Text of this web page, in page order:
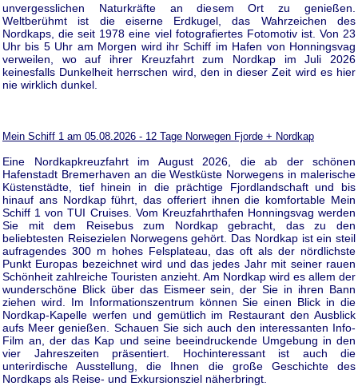
unvergesslichen Naturkräfte an diesem Ort zu genießen.
Weltberühmt ist die eiserne Erdkugel, das Wahrzeichen des
Nordkaps, die seit 1978 eine viel fotografiertes Fotomotiv ist. Von 23
Uhr bis 5 Uhr am Morgen wird ihr Schiff im Hafen von Honningsvag
verweilen, wo auf ihrer Kreuzfahrt zum Nordkap im Juli 2026
keinesfalls Dunkelheit herrschen wird, den in dieser Zeit wird es hier
nie wirklich dunkel.
Mein Schiff 1 am 05.08.2026 - 12 Tage Norwegen Fjorde + Nordkap
Eine Nordkapkreuzfahrt im August 2026, die ab der schönen
Hafenstadt Bremerhaven an die Westküste Norwegens in malerische
Küstenstädte, tief hinein in die prächtige Fjordlandschaft und bis
hinauf ans Nordkap führt, das offeriert ihnen die komfortable Mein
Schiff 1 von TUI Cruises. Vom Kreuzfahrthafen Honningsvag werden
Sie mit dem Reisebus zum Nordkap gebracht, das zu den
beliebtesten Reisezielen Norwegens gehört. Das Nordkap ist ein steil
aufragendes 300 m hohes Felsplateau, das oft als der nördlichste
Punkt Europas bezeichnet wird und das jedes Jahr mit seiner rauen
Schönheit zahlreiche Touristen anzieht. Am Nordkap wird es allem der
wunderschöne Blick über das Eismeer sein, der Sie in ihren Bann
ziehen wird. Im Informationszentrum können Sie einen Blick in die
Nordkap-Kapelle werfen und gemütlich im Restaurant den Ausblick
aufs Meer genießen. Schauen Sie sich auch den interessanten Info-
Film an, der das Kap und seine beeindruckende Umgebung in den
vier Jahreszeiten präsentiert. Hochinteressant ist auch die
unterirdische Ausstellung, die Ihnen die große Geschichte des
Nordkaps als Reise- und Exkursionsziel näherbringt.